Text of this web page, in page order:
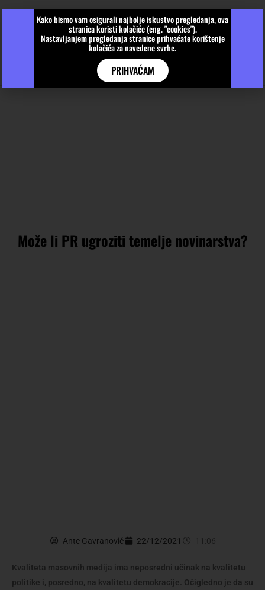
Može li PR ugroziti temelje novinarstva?
Ante Gavranović 22/12/2021 11:06
Kvaliteta masovnih medija ima neposredni učinak na kvalitetu
politike i, posredno, na kvalitetu demokracije. Očigledno je da su
Kako bismo vam osigurali najbolje iskustvo pregledanja, ova
stranica koristi kolačiće (eng. "cookies").
Nastavljanjem pregledanja stranice prihvaćate korištenje
kolačića za navedene svrhe.
PRIHVAĆAM